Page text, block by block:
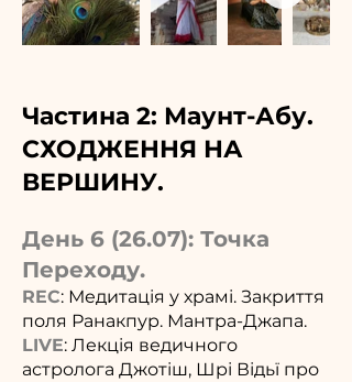
Частина 2: Маунт-Абу.
СХОДЖЕННЯ НА
ВЕРШИНУ.
День 6 (26.07): Точка
Переходу.
REC: Медитація у храмі. Закриття
поля Ранакпур. Мантра-Джапа.
LIVE: Лекція ведичного
астролога Джотіш, Шрі Відьї про